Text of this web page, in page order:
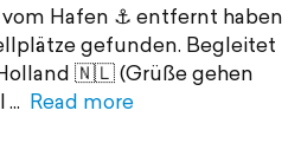
Hafen ⚓️ entfernt haben
gefunden. Begleitet
🇳🇱 (Grüße gehen
Read more